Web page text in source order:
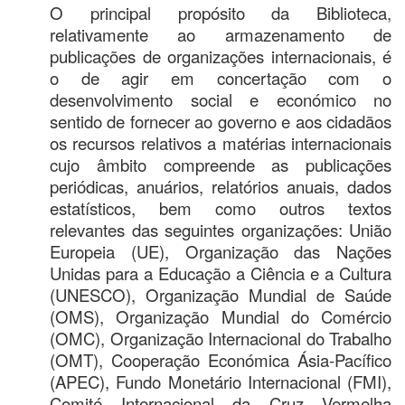
O principal propósito da Biblioteca,
relativamente ao armazenamento de
publicações de organizações internacionais, é
o de agir em concertação com o
desenvolvimento social e económico no
sentido de fornecer ao governo e aos cidadãos
os recursos relativos a matérias internacionais
cujo âmbito compreende as publicações
periódicas, anuários, relatórios anuais, dados
estatísticos, bem como outros textos
relevantes das seguintes organizações: União
Europeia (UE), Organização das Nações
Unidas para a Educação a Ciência e a Cultura
(UNESCO), Organização Mundial de Saúde
(OMS), Organização Mundial do Comércio
(OMC), Organização Internacional do Trabalho
(OMT), Cooperação Económica Ásia-Pacífico
(APEC), Fundo Monetário Internacional (FMI),